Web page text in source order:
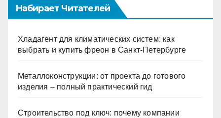
Набирает Читателей
Хладагент для климатических систем: как
выбрать и купить фреон в Санкт-Петербурге
Металлоконструкции: от проекта до готового
изделия – полный практический гид
Строительство под ключ: почему компании